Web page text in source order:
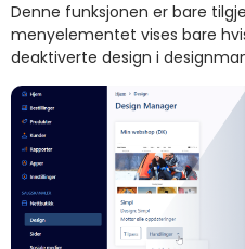
Denne funksjonen er bare
menyelementet vises bare
deaktiverte design i